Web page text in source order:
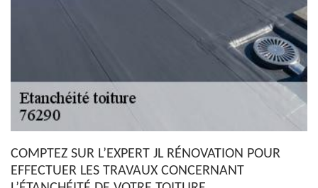
COMPTEZ SUR L’EXPERT JL RÉNOVATION POUR
EFFECTUER LES TRAVAUX CONCERNANT